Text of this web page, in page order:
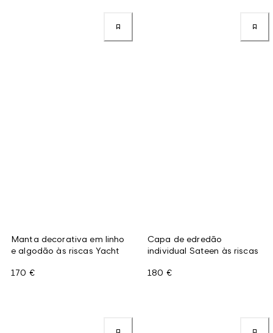
Manta decorativa em linho
e algodão às riscas Yacht
170 €
Capa de edredão
individual Sateen às riscas
180 €